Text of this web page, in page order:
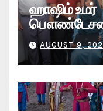
ஹாஷிம் உமர்
அன்பளிப்பு.!
AUGUST 9,